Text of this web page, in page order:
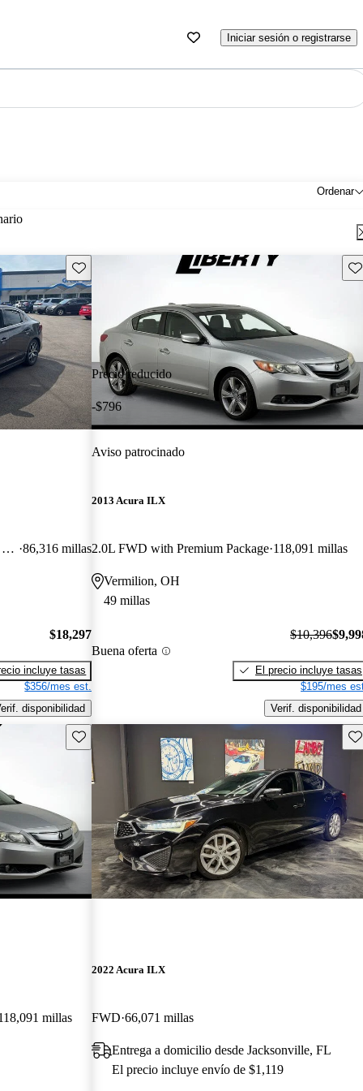
Iniciar sesión o registrarse
Ordenar
Guarda este Aviso
FWD with Technology and A-Spec Package 86,316 millas
$18,297
incluye tasas
$356/mes est.
disponibilidad
Precio reducido
-$796
Aviso patrocinado
2013 Acura ILX
2.0L FWD with Premium Package 118,091 millas
Vermilion, OH
49 millas
Buena oferta
$10,396
El precio incluye tasas
$195/mes
Verif. disponibilidad
Guarda este Aviso
millas
2022 Acura ILX
FWD 66,071 millas
Entrega a domicilio desde Jacksonville, FL
El precio incluye envío de $1,119